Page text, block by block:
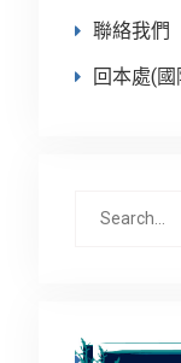
聯絡我們
回本處(